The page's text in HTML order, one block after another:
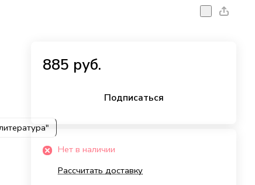
885 руб.
Подписаться
Нет в наличии
Рассчитать доставку